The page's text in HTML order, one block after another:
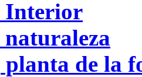
Interior
de la